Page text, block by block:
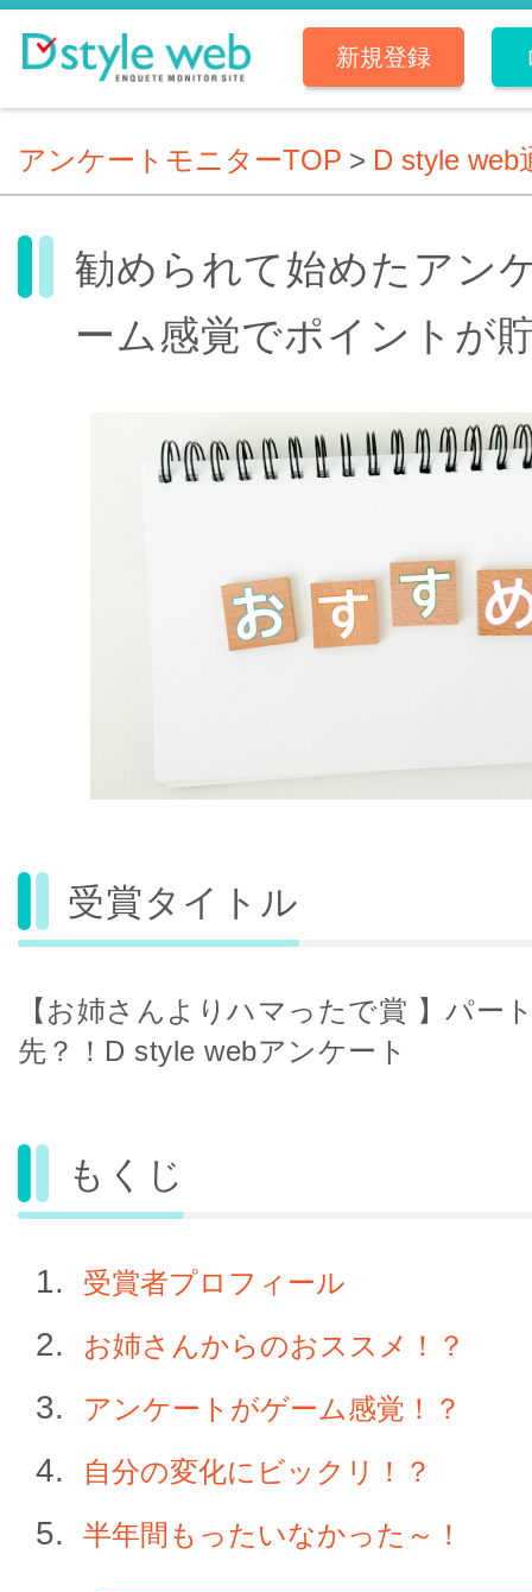
新規登録
アンケートモニターTOP > D style web
勧められて始めたアン
ーム感覚でポイントが
受賞タイトル
【お姉さんよりハマったで賞 】パー
先？！D style webアンケート
もくじ
受賞者プロフィール
お姉さんからのおススメ！？
アンケートがゲーム感覚！？
自分の変化にビックリ！？
半年間もったいなかった～！